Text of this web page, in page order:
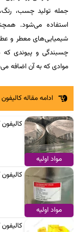
جمله تولید چسب،
استفاده می‌شود.
شیمیایی‌های معطر و
چسبندگی و پیوندی که
موادی که به آن اضافه
ادامه مقاله کالیفون
مواد اولیه
کالیفون WW برزیل ( گام رزین )
مواد اولیه
کالیفون WW چین ( گام رزین ) Gum Rosin
کالیفون WW اندونزی ( گام رزین ) Gum Rosin